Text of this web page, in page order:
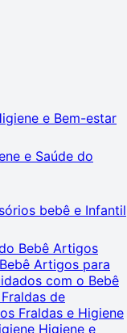
e Bem-estar
e Saúde do
bebê e Infantil
Bebê Artigos
Artigos para
com o Bebê
Fraldas de
Fraldas e Higiene
Higiene e